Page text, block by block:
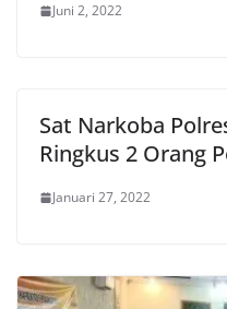
Juni 2, 2022
Sat Narkoba
Ringkus 2 Orang
Januari 27, 2022